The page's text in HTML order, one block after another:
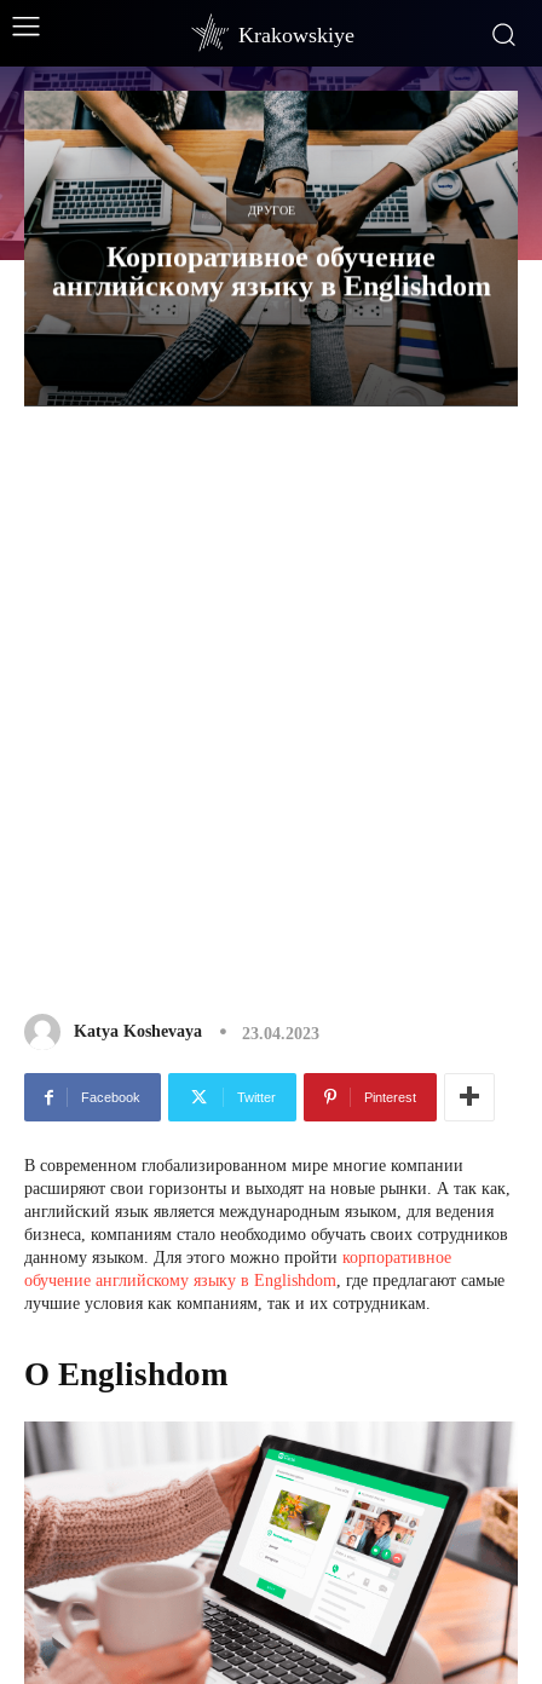
Krakowskiye
ДРУГОЕ
Корпоративное обучение
английскому языку в Englishdom
Katya Koshevaya 23.04.2023
Facebook Twitter Pinterest
В современном глобализированном мире многие компании
расширяют свои горизонты и выходят на новые рынки. А так как,
английский язык является международным языком, для ведения
бизнеса, компаниям стало необходимо обучать своих сотрудников
данному языком. Для этого можно пройти корпоративное
обучение английскому языку в Englishdom, где предлагают самые
лучшие условия как компаниям, так и их сотрудникам.
О Englishdom